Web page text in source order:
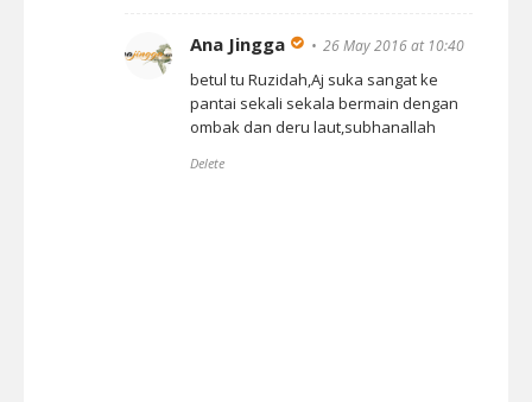
Ana Jingga 26 May 2016 at 10:40
betul tu Ruzidah,Aj suka sangat ke
pantai sekali sekala bermain dengan
ombak dan deru laut,subhanallah
Delete